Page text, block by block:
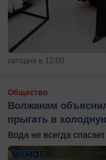
сегодня в 12:00
Общество
Волжанам
прыгать в
Вода не всегда